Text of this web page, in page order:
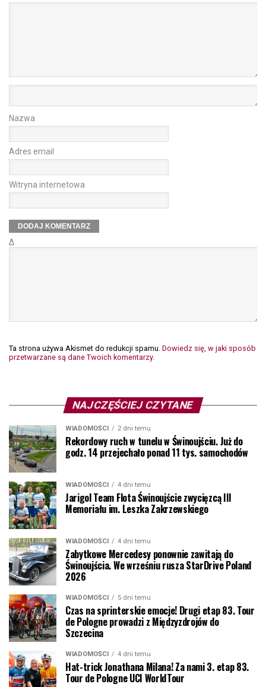
Nazwa
Adres email
Witryna internetowa
Δ
Ta strona używa Akismet do redukcji spamu. Dowiedz się, w jaki sposób
przetwarzane są dane Twoich komentarzy.
NAJCZĘŚCIEJ CZYTANE
WIADOMOŚCI 2 dni temu
Rekordowy ruch w tunelu w Świnoujściu. Już do
godz. 14 przejechało ponad 11 tys. samochodów
WIADOMOŚCI 4 dni temu
Jarigol Team Flota Świnoujście zwycięzcą III
Memoriału im. Leszka Zakrzewskiego
WIADOMOŚCI 4 dni temu
Zabytkowe Mercedesy ponownie zawitają do
Świnoujścia. We wrześniu rusza StarDrive Poland
2026
WIADOMOŚCI 5 dni temu
Czas na sprinterskie emocje! Drugi etap 83. Tour
de Pologne prowadzi z Międzyzdrojów do
Szczecina
WIADOMOŚCI 4 dni temu
Hat-trick Jonathana Milana! Za nami 3. etap 83.
Tour de Pologne UCI WorldTour